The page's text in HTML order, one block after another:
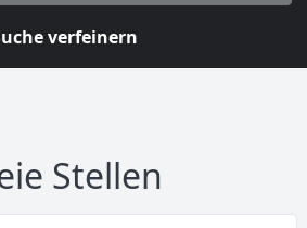
verfeinern
Stellen